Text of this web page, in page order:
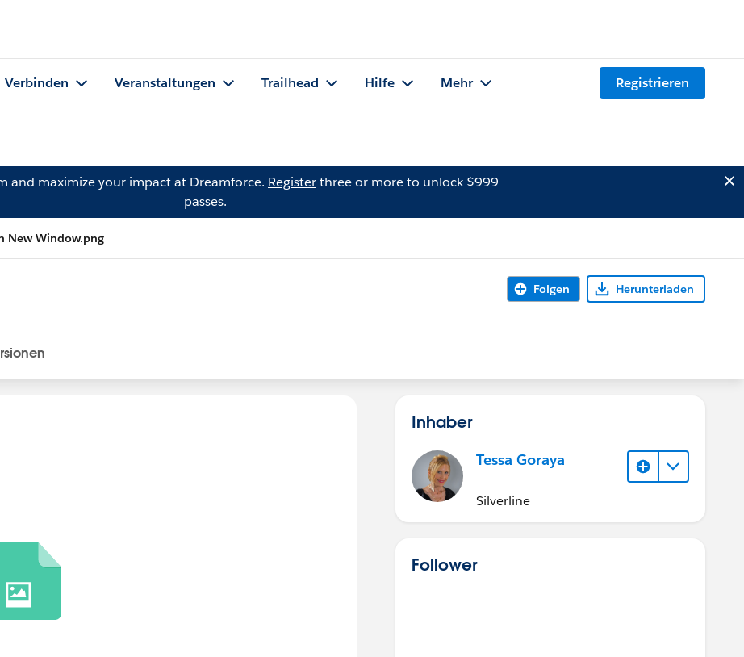
Verbinden Veranstaltungen Trailhead Hilfe Mehr Registrieren
and maximize your impact at Dreamforce. Registerthree or more to unlock $999
passes.
New Window.png
Folgen Herunterladen
Inhaber
Tessa Goraya
Silverline
Follower